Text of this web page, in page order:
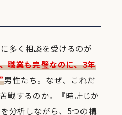
多く相談を受けるのが
職業も完璧なのに、3年
男性たち。なぜ、これだ
戦するのか。『時計じか
分析しながら、5つの構